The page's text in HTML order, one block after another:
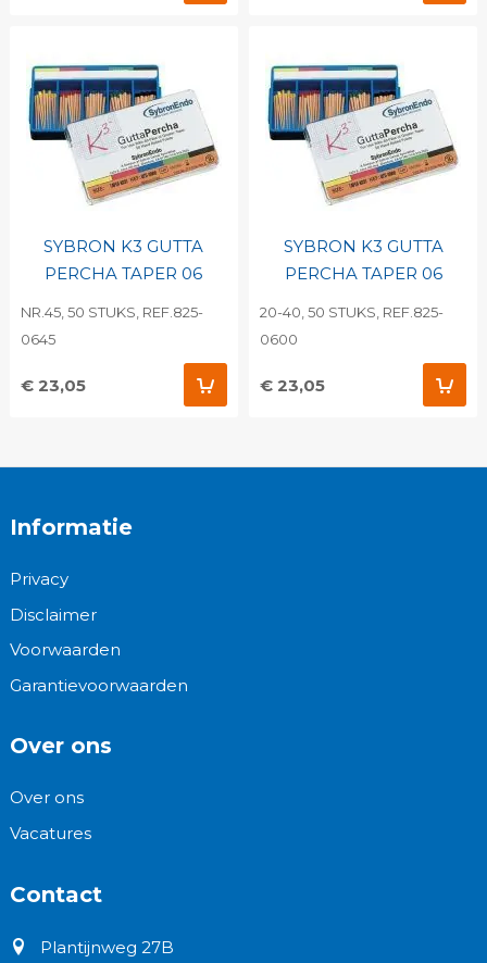
SYBRON K3 GUTTA
PERCHA TAPER 06
NR.45, 50 STUKS, REF.825-
0645
€ 23,05
SYBRON K3 GUTTA
PERCHA TAPER 06
20-40, 50 STUKS, REF.825-
0600
€ 23,05
Informatie
Privacy
Disclaimer
Voorwaarden
Garantievoorwaarden
Over ons
Over ons
Vacatures
Contact
Plantijnweg 27B